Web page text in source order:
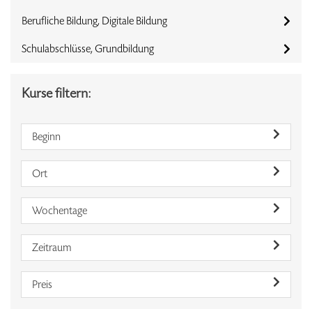
Berufliche Bildung, Digitale Bildung
Schulabschlüsse, Grundbildung
Kurse filtern:
Beginn
Ort
Wochentage
Zeitraum
Preis